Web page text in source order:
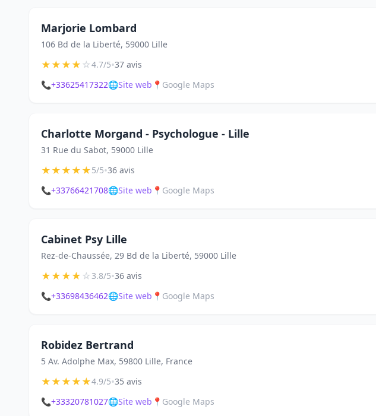
Marjorie Lombard
106 Bd de la Liberté, 59000 Lille
★★★★☆4.7/5•37 avis
📞+33625417322🌐Site web 📍 Google Maps
Charlotte Morgand - Psychologue - Lille
31 Rue du Sabot, 59000 Lille
★★★★★5/5•36 avis
📞+33766421708🌐Site web 📍 Google Maps
Cabinet Psy Lille
Rez-de-Chaussée, 29 Bd de la Liberté, 59000 Lille
★★★★☆3.8/5•36 avis
📞+33698436462🌐Site web 📍 Google Maps
Robidez Bertrand
5 Av. Adolphe Max, 59800 Lille, France
★★★★★4.9/5•35 avis
📞+33320781027🌐Site web 📍 Google Maps